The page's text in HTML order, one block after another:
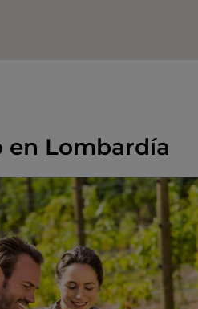
en Lombardía